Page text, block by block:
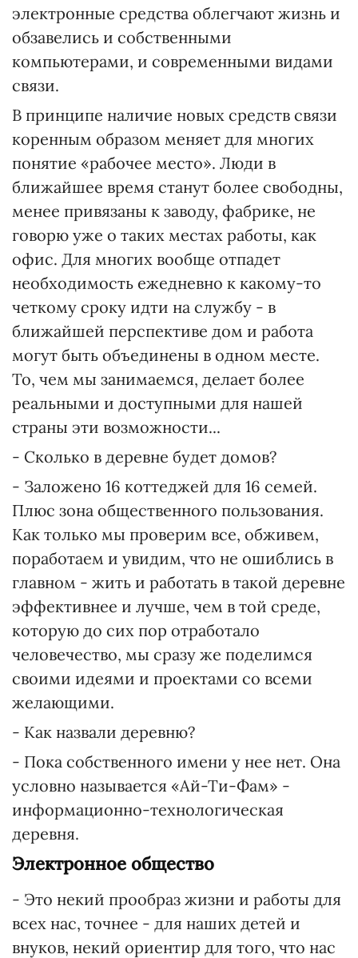
электронные средства облегчают жизнь и
обзавелись и собственными
компьютерами, и современными видами
связи.
В принципе наличие новых средств связи
коренным образом меняет для многих
понятие «рабочее место». Люди в
ближайшее время станут более свободны,
менее привязаны к заводу, фабрике, не
говорю уже о таких местах работы, как
офис. Для многих вообще отпадет
необходимость ежедневно к какому-то
четкому сроку идти на службу - в
ближайшей перспективе дом и работа
могут быть объединены в одном месте.
То, чем мы занимаемся, делает более
реальными и доступными для нашей
страны эти возможности...
- Сколько в деревне будет домов?
- Заложено 16 коттеджей для 16 семей.
Плюс зона общественного пользования.
Как только мы проверим все, обживем,
поработаем и увидим, что не ошиблись в
главном - жить и работать в такой деревне
эффективнее и лучше, чем в той среде,
которую до сих пор отработало
человечество, мы сразу же поделимся
своими идеями и проектами со всеми
желающими.
- Как назвали деревню?
- Пока собственного имени у нее нет. Она
условно называется «Ай-Ти-Фам» -
информационно-технологическая
деревня.
Электронное общество
- Это некий прообраз жизни и работы для
всех нас, точнее - для наших детей и
внуков, некий ориентир для того, что нас